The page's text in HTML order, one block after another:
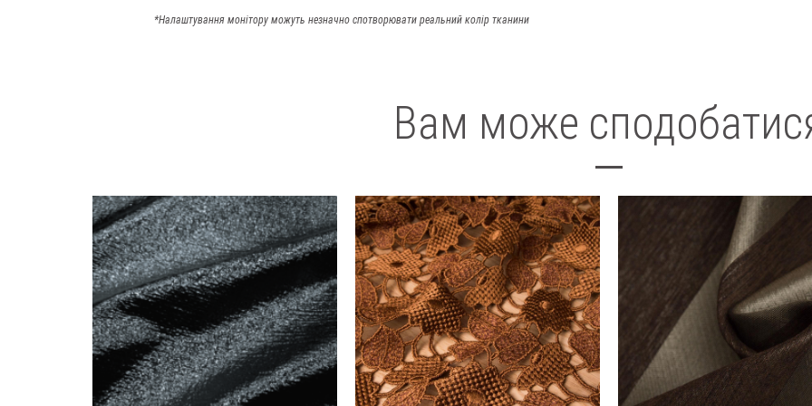
*Налаштування монітору можуть незначно спотворювати реальний колір тканини
Вам може